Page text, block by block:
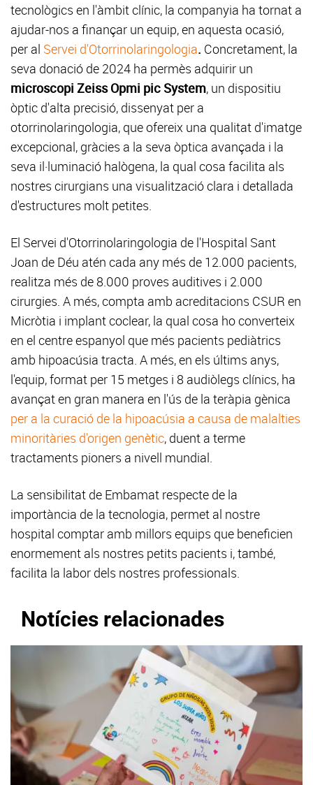
tecnològics en l'àmbit clínic, la companyia ha tornat a
ajudar-nos a finançar un equip, en aquesta ocasió,
per al Servei d'Otorrinolaringologia. Concretament, la
seva donació de 2024 ha permès adquirir un
microscopi Zeiss Opmi pic System, un dispositiu
òptic d'alta precisió, dissenyat per a
otorrinolaringologia, que ofereix una qualitat d'imatge
excepcional, gràcies a la seva òptica avançada i la
seva il·luminació halògena, la qual cosa facilita als
nostres cirurgians una visualització clara i detallada
d'estructures molt petites.
El Servei d'Otorrinolaringologia de l'Hospital Sant
Joan de Déu atén cada any més de 12.000 pacients,
realitza més de 8.000 proves auditives i 2.000
cirurgies. A més, compta amb acreditacions CSUR en
Micròtia i implant coclear, la qual cosa ho converteix
en el centre espanyol que més pacients pediàtrics
amb hipoacúsia tracta. A més, en els últims anys,
l'equip, format per 15 metges i 8 audiòlegs clínics, ha
avançat en gran manera en l'ús de la teràpia gènica
per a la curació de la hipoacúsia a causa de malalties
minoritàries d'origen genètic, duent a terme
tractaments pioners a nivell mundial.
La sensibilitat de Embamat respecte de la
importància de la tecnologia, permet al nostre
hospital comptar amb millors equips que beneficien
enormement als nostres petits pacients i, també,
facilita la labor dels nostres professionals.
Notícies relacionades